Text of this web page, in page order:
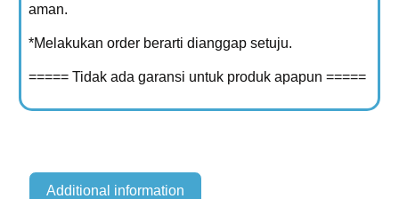
aman.
*Melakukan order berarti dianggap setuju.
===== Tidak ada garansi untuk produk apapun =====
Additional information